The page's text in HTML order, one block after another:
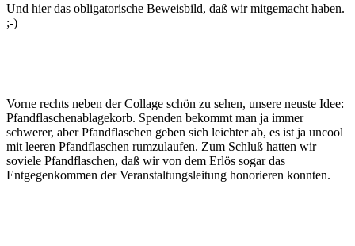
Und hier das obligatorische Beweisbild, daß wir mitgemacht haben.
;-)
Vorne rechts neben der Collage schön zu sehen, unsere neuste Idee:
Pfandflaschenablagekorb. Spenden bekommt man ja immer
schwerer, aber Pfandflaschen geben sich leichter ab, es ist ja uncool
mit leeren Pfandflaschen rumzulaufen. Zum Schluß hatten wir
soviele Pfandflaschen, daß wir von dem Erlös sogar das
Entgegenkommen der Veranstaltungsleitung honorieren konnten.